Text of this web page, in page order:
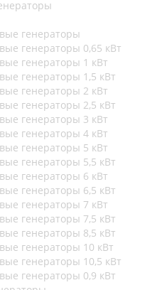
генераторы
генераторы 0,65 кВт
генераторы 1 кВт
генераторы 1,5 кВт
генераторы 2 кВт
генераторы 2,5 кВт
генераторы 3 кВт
генераторы 4 кВт
генераторы 5 кВт
генераторы 5,5 кВт
генераторы 6 кВт
генераторы 6,5 кВт
генераторы 7 кВт
генераторы 7,5 кВт
генераторы 8,5 кВт
генераторы 10 кВт
генераторы 10,5 кВт
генераторы 0,9 кВт